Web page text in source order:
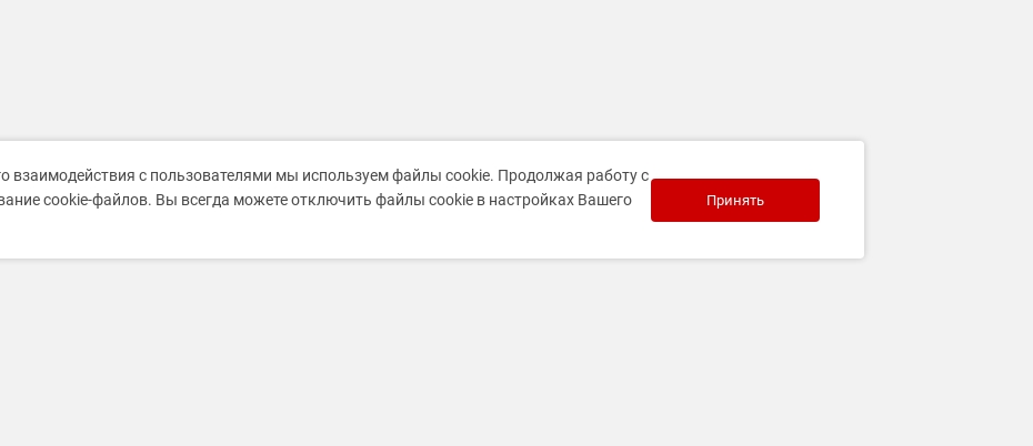
взаимодействия с пользователями мы используем файлы cookie. Продолжая работу с
cookie-файлов. Вы всегда можете отключить файлы cookie в настройках Вашего
Принять